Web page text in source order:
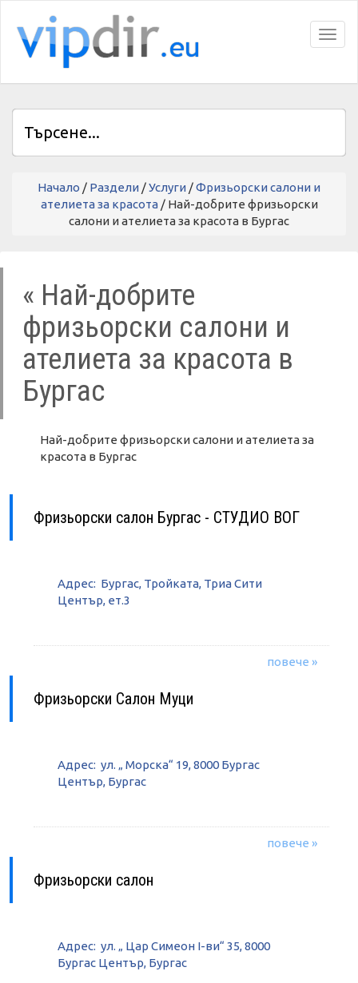
Начало / Раздели /Услуги /Фризьорски салони и
ателиета за красота/ Най-добрите фризьорски
салони и ателиета за красота в Бургас
« Най-добрите
фризьорски салони и
ателиета за красота в
Бургас
Най-добрите фризьорски салони и ателиета за
красота в Бургас
Фризьорски салон Бургас - СТУДИО ВОГ
Адрес: Бургас, Тройката, Триа Сити
Център, ет.3
повече »
Фризьорски Салон Муци
Адрес: ул. „ Морска“ 19, 8000 Бургас
Център, Бургас
повече »
Фризьорски салон
Адрес: ул. „ Цар Симеон I-ви“ 35, 8000
Бургас Център, Бургас